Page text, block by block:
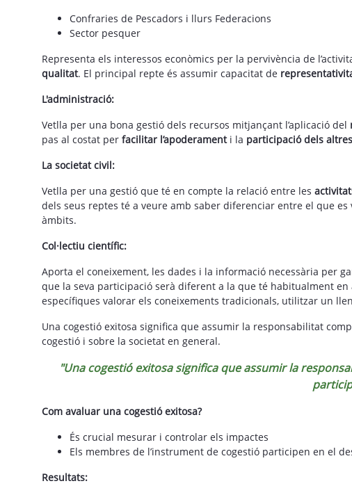
Confraries de Pescadors i llurs Federacions
Sector pesquer
Representa els interessos econòmics per la pervivència de
qualitat. El principal repte és assumir capacitat de
L'administració:
Vetlla per una bona gestió dels recursos mitjançant l’aplicació del
pas al costat per facilitar l’apoderamenti la participació dels
La societat civil:
Vetlla per una gestió que té en compte la relació entre les
dels seus reptes té a veure amb saber diferenciar entre el que
àmbits.
Col·lectiu científic:
Aporta el coneixement, les dades i la informació necessària per
que la seva participació serà diferent a la que té habitualment
específiques valorar els coneixements tradicionals, utilitzar un
Una cogestió exitosa significa que assumir la responsabilitat
cogestió i sobre la societat en general.
"Una cogestió exitosa significa que assumir la
Com avaluar una cogestió exitosa?
És crucial mesurar i controlar els impactes
Els membres de l’instrument de cogestió participen en el
Resultats: